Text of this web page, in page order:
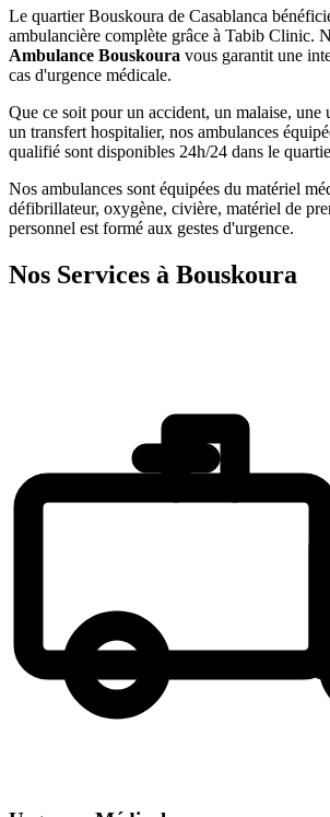
Le quartierBouskoura de Casablanca
ambulancière complète grâce à Tabib Clinic.
Ambulance Bouskoura vous garantit une
cas d'urgence médicale.
Que ce soit pour un accident, un malaise, une
un transfert hospitalier, nos ambulances
qualifié sont disponibles 24h/24 dans le
Nos ambulances sont équipées du matériel
défibrillateur, oxygène, civière, matériel de
personnel est formé aux gestes d'urgence.
Nos Services à Bouskoura